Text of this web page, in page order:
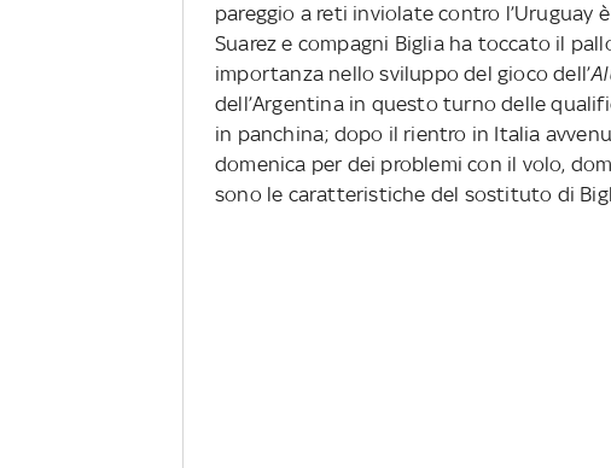
pareggio a reti inviolate contro l’Uruguay
Suarez e compagni Biglia ha toccato il
importanza nello sviluppo del gioco dell’
dell’Argentina in questo turno delle
in panchina; dopo il rientro in Italia
domenica per dei problemi con il volo,
sono le caratteristiche del sostituto di